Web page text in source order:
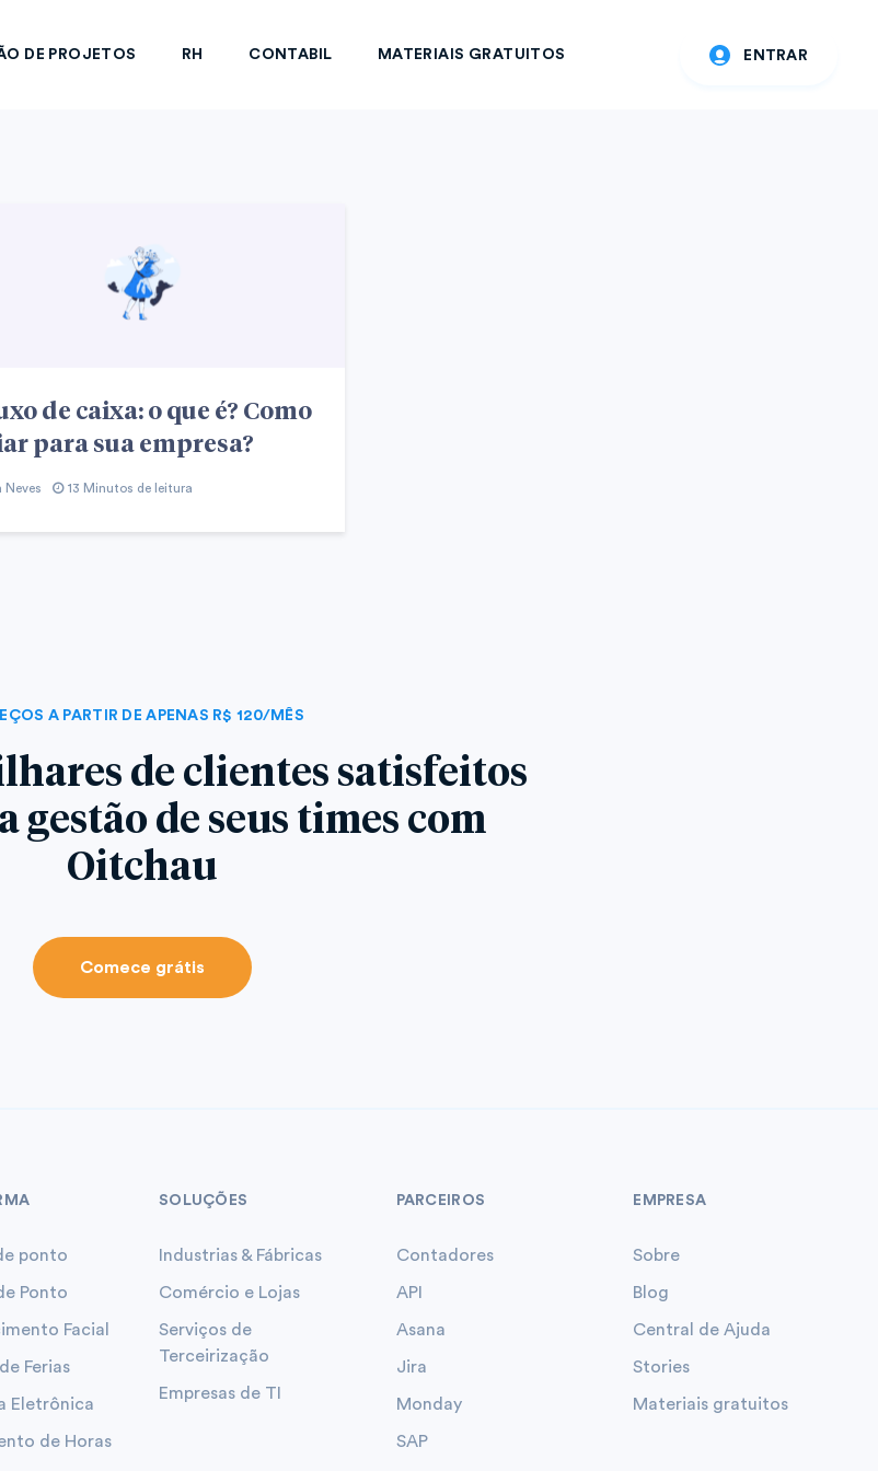
DE PROJETOS RH CONTABIL MATERIAIS GRATUITOS ENTRAR
de caixa: o que é? Como
para sua empresa?
Neves 13 Minutos de leitura
A PARTIR DE APENAS R$ 120/MÊS
de clientes satisfeitos
gestão de seus times com
Oitchau
Comece grátis
ponto
Ponto
Facial
Ferias
Eletrônica
de Horas
SOLUÇÕES
Industrias & Fábricas
Comércio e Lojas
Serviços de
Terceirização
Empresas de TI
PARCEIROS
Contadores
API
Asana
Jira
Monday
SAP
EMPRESA
Sobre
Blog
Central de Ajuda
Stories
Materiais gratuitos